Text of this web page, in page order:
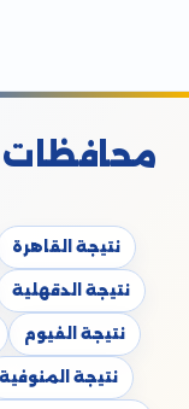
محافظات
نتيجة القاهرة
نتيجة الدقهلية
نتيجة الفيوم
نتيجة المنوفية